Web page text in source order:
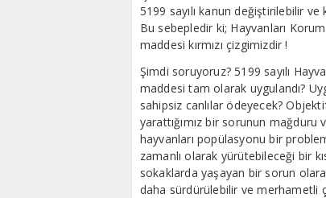
5199 sayılı kanun değiştirilebilir ve
Bu sebepledir ki; Hayvanları
maddesi kırmızı çizgimizdir !
Şimdi soruyoruz? 5199 sayılı
maddesi tam olarak uygulandı?
sahipsiz canlılar ödeyecek?
yarattığımız bir sorunun
hayvanları popülasyonu bir
zamanlı olarak yürütebileceği bir
sokaklarda yaşayan bir sorun
daha sürdürülebilir ve merhametli